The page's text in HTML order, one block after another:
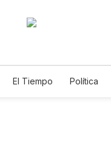
El Tiempo Política